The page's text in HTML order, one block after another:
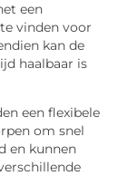
een
vinden voor
kan de
haalbaar is
een flexibele
om snel
en kunnen